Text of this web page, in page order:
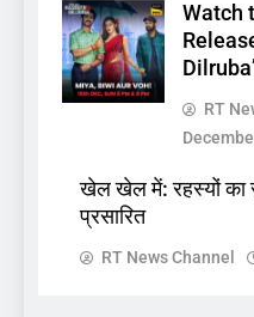
Watch
RT
खेल खेल में: रहस्यों का
प्रसारित
RT News Channel